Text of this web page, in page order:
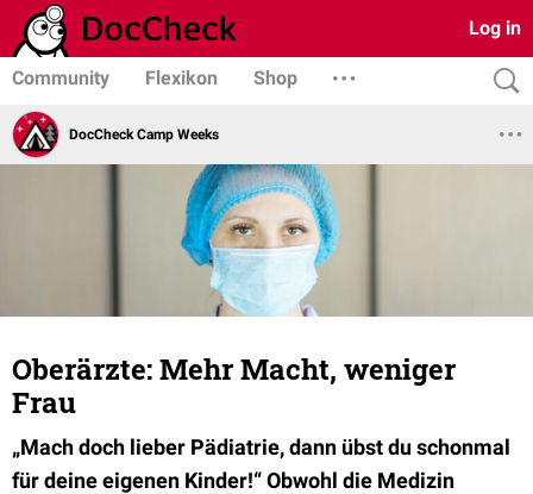
Log in
Community Flexikon Shop
DocCheck Camp Weeks
Oberärzte: Mehr Macht, weniger
Frau
„Mach doch lieber Pädiatrie, dann übst du schonmal
für deine eigenen Kinder!“ Obwohl die Medizin